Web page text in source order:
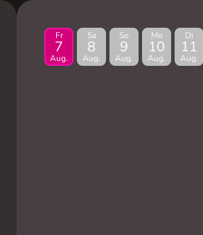
Fr
7
Aug.
Sa
8
Aug.
So
9
Aug.
Mo
10
Aug.
Di
11
Aug.